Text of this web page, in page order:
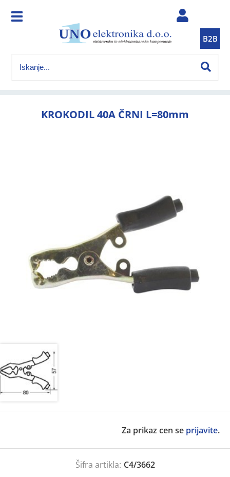
B2B
KROKODIL 40A ČRNI L=80mm
Za prikaz cen se prijavite.
Šifra artikla: C4/3662